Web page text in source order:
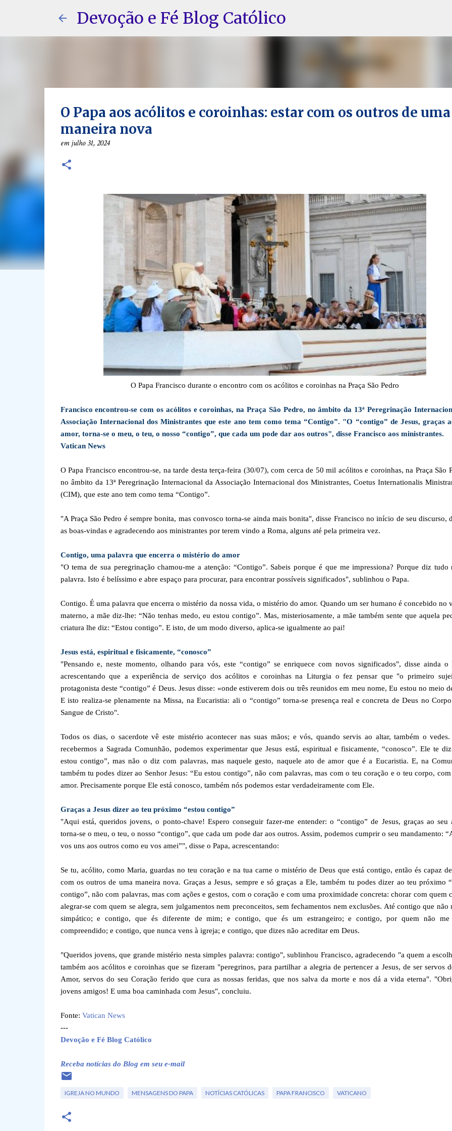
Pular para o conteúdo principal
Devoção e Fé Blog Católico
O Papa aos acólitos e coroinhas: estar com os outros de uma
maneira nova
emjulho 31, 2024
O Papa Francisco durante o encontro com os acólitos e coroinhas na Praça São Pedro
Francisco encontrou-se com os acólitos e coroinhas, na Praça São Pedro, no âmbito da 13ª Peregrinação
Associação Internacional dos Ministrantes que este ano tem como tema “Contigo”. "O “contigo” de Jesus, graças
amor, torna-se o meu, o teu, o nosso “contigo”, que cada um pode dar aos outros", disse Francisco aos ministrantes.
Vatican News
O Papa Francisco encontrou-se, na tarde desta terça-feira (30/07), com cerca de 50 mil acólitos e coroinhas, na Praça São
no âmbito da 13ª Peregrinação Internacional da Associação Internacional dos Ministrantes, Coetus Internationalis
(CIM), que este ano tem como tema “Contigo”.
"A Praça São Pedro é sempre bonita, mas convosco torna-se ainda mais bonita", disse Francisco no início de seu discurso,
as boas-vindas e agradecendo aos ministrantes por terem vindo a Roma, alguns até pela primeira vez.
Contigo, uma palavra que encerra o mistério do amor
"O tema de sua peregrinação chamou-me a atenção: “Contigo”. Sabeis porque é que me impressiona? Porque diz tudo
palavra. Isto é belíssimo e abre espaço para procurar, para encontrar possíveis significados", sublinhou o Papa.
Contigo. É uma palavra que encerra o mistério da nossa vida, o mistério do amor. Quando um ser humano é concebido no
materno, a mãe diz-lhe: “Não tenhas medo, eu estou contigo”. Mas, misteriosamente, a mãe também sente que aquela
criatura lhe diz: “Estou contigo”. E isto, de um modo diverso, aplica-se igualmente ao pai!
Jesus está, espiritual e fisicamente, “conosco”
"Pensando e, neste momento, olhando para vós, este “contigo” se enriquece com novos significados", disse ainda o
acrescentando que a experiência de serviço dos acólitos e coroinhas na Liturgia o fez pensar que "o primeiro
protagonista deste “contigo” é Deus. Jesus disse: «onde estiverem dois ou três reunidos em meu nome, Eu estou no meio
E isto realiza-se plenamente na Missa, na Eucaristia: ali o “contigo” torna-se presença real e concreta de Deus no
Sangue de Cristo".
Todos os dias, o sacerdote vê este mistério acontecer nas suas mãos; e vós, quando servis ao altar, também o
recebermos a Sagrada Comunhão, podemos experimentar que Jesus está, espiritual e fisicamente, “conosco”. Ele te
estou contigo”, mas não o diz com palavras, mas naquele gesto, naquele ato de amor que é a Eucaristia. E, na
também tu podes dizer ao Senhor Jesus: “Eu estou contigo”, não com palavras, mas com o teu coração e o teu corpo, com
amor. Precisamente porque Ele está conosco, também nós podemos estar verdadeiramente com Ele.
Graças a Jesus dizer ao teu próximo “estou contigo”
"Aqui está, queridos jovens, o ponto-chave! Espero conseguir fazer-me entender: o “contigo” de Jesus, graças ao seu
torna-se o meu, o teu, o nosso “contigo”, que cada um pode dar aos outros. Assim, podemos cumprir o seu mandamento:
vos uns aos outros como eu vos amei”", disse o Papa, acrescentando:
Se tu, acólito, como Maria, guardas no teu coração e na tua carne o mistério de Deus que está contigo, então és capaz
com os outros de uma maneira nova. Graças a Jesus, sempre e só graças a Ele, também tu podes dizer ao teu próximo
contigo”, não com palavras, mas com ações e gestos, com o coração e com uma proximidade concreta: chorar com quem
alegrar-se com quem se alegra, sem julgamentos nem preconceitos, sem fechamentos nem exclusões. Até contigo que não
simpático; e contigo, que és diferente de mim; e contigo, que és um estrangeiro; e contigo, por quem não me
compreendido; e contigo, que nunca vens à igreja; e contigo, que dizes não acreditar em Deus.
"Queridos jovens, que grande mistério nesta simples palavra: contigo", sublinhou Francisco, agradecendo "a quem a
também aos acólitos e coroinhas que se fizeram "peregrinos, para partilhar a alegria de pertencer a Jesus, de ser servos
Amor, servos do seu Coração ferido que cura as nossas feridas, que nos salva da morte e nos dá a vida eterna".
jovens amigos! E uma boa caminhada com Jesus", concluiu.
Fonte: Vatican News
---
Devoção e Fé Blog Católico
Receba notícias do Blog em seu e-mail
IGREJA NO MUNDO MENSAGENS DO PAPA NOTÍCIAS CATÓLICAS PAPA FRANCISCO VATICANO